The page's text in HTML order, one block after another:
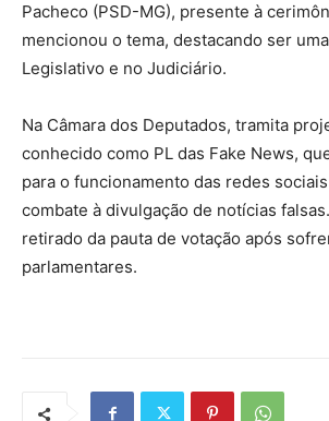
Pacheco (PSD-MG), presente à
mencionou o tema, destacando ser
Legislativo e no Judiciário.
Na Câmara dos Deputados, tramita
conhecido como PL das Fake News,
para o funcionamento das redes
combate à divulgação de notícias
retirado da pauta de votação após
parlamentares.